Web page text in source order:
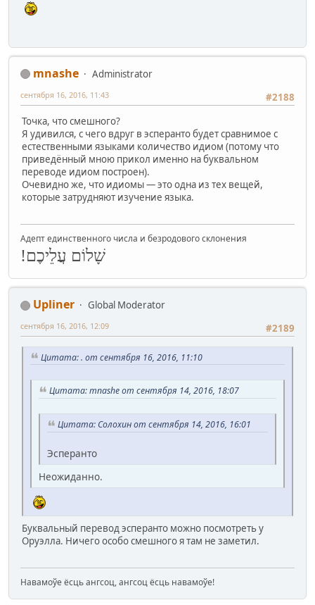
mnashe
Administrator
#2188
сентября 16, 2016, 11:43
Точка, что смешного?
Я удивился, с чего вдруг в эсперанто будет сравнимое с
естественными языками количество идиом (потому что
приведённый мною прикол именно на буквальном
переводе идиом построен).
Очевидно же, что идиомы — это одна из тех вещей,
которые затрудняют изучение языка.
Адепт единственного числа и безродового склонения
שָׁלוֹם עֲלֵיכֶם!
Upliner
Global Moderator
#2189
сентября 16, 2016, 12:09
Цитата: . от сентября 16, 2016, 11:10
Цитата: mnashe от сентября 14, 2016, 18:07
Цитата: Солохин от сентября 14, 2016, 16:01
Эсперанто
Неожиданно.
Буквальный перевод эсперанто можно посмотреть у
Оруэлла. Ничего особо смешного я там не заметил.
Навамоўе ёсць ангсоц, ангсоц ёсць навамоўе!